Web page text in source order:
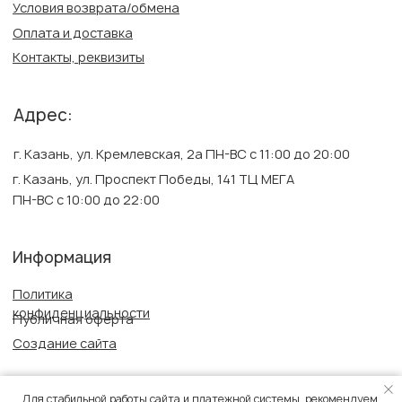
Для стабильной работы сайта и платежной системы, рекомендуем